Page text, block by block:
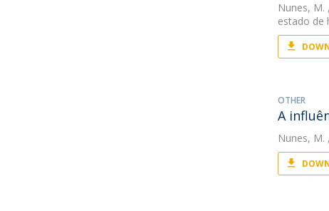
Nunes, M.
estado de
OTHER
A
Nunes, M.